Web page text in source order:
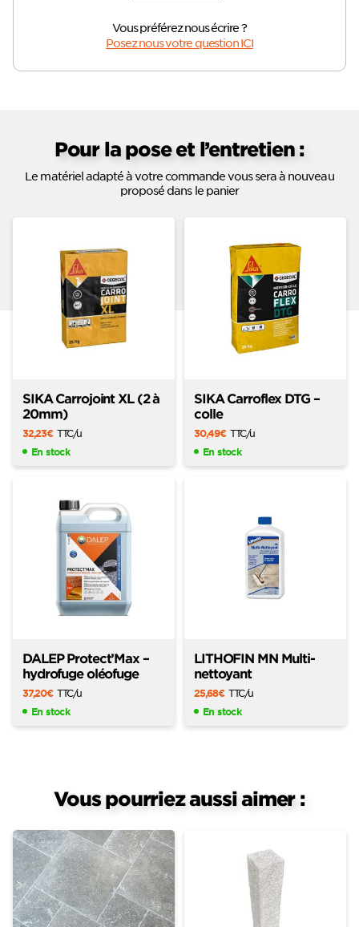
Vous préférez nous écrire ?
Posez nous votre question ICI
Pour la pose et l’entretien :
Le matériel adapté à votre commande vous sera à nouveau
proposé dans le panier
SIKA Carrojoint XL (2 à
20mm)
32,23€ TTC/u
En stock
SIKA Carroflex DTG –
colle
30,49€ TTC/u
En stock
DALEP Protect’Max –
hydrofuge oléofuge
37,20€ TTC/u
En stock
LITHOFIN MN Multi-
nettoyant
25,68€ TTC/u
En stock
Vous pourriez aussi aimer :